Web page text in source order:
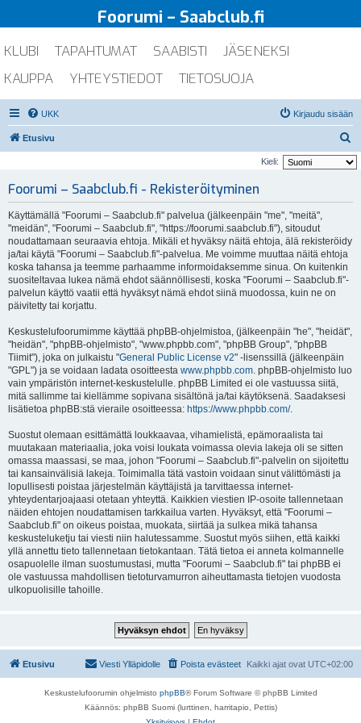
Foorumi – Saabclub.fi
KLUBI TAPAHTUMAT SAABISTI
JÄSENEKSI
KAUPPA
YHTEYSTIEDOT TIETOSUOJA
UKK Kirjaudu sisään
Etusivu
t
Kieli:
Foorumi – Saabclub.fi - Rekisteröityminen
Käyttämällä "Foorumi – Saabclub.fi" palvelua (jälkeenpäin "me", "meitä",
"meidän", "Foorumi – Saabclub.fi", "https://foorumi.saabclub.fi"), sitoudut
noudattamaan seuraavia ehtoja. Mikäli et hyväksy näitä ehtoja, älä rekisteröidy
ja/tai käytä "Foorumi – Saabclub.fi"-palvelua. Me voimme muuttaa näitä ehtoja
koska tahansa ja teemme parhaamme informoidaksemme sinua. On kuitenkin
suositeltavaa lukea nämä ehdot säännöllisesti, koska "Foorumi – Saabclub.fi"-
palvelun käyttö vaatii että hyväksyt nämä ehdot siinä muodossa, kuin ne on
päivitetty tai korjattu.
Keskustelufoorumimme käyttää phpBB-ohjelmistoa, (jälkeenpäin "he", "heidät",
"heidän", "phpBB-ohjelmisto", "www.phpbb.com", "phpBB Group", "phpBB
Tiimit"), joka on julkaistu "General Public License v2" -lisenssillä (jälkeenpäin
"GPL") ja se voidaan ladata osoitteesta www.phpbb.com. phpBB-ohjelmisto luo
vain ympäristön internet-keskustelulle. phpBB Limited ei ole vastuussa siitä,
mitä sallimme tai kiellämme sopivana sisältönä ja/tai käytöksenä. Saadaksesi
lisätietoa phpBB:stä vieraile osoitteessa: https://www.phpbb.com/.
Suostut olemaan esittämättä loukkaavaa, vihamielistä, epämoraalista tai
muutakaan materiaalia, joka voisi loukata voimassa olevia lakeja oli se sitten
omassa maassasi, se maa, johon "Foorumi – Saabclub.fi"-palvelin on sijoitettu
tai kansainvälisiä lakeja. Toimimalla tätä vastoin voidaan sinut välittömästi ja
lopullisesti poistaa järjestelmän käyttäjistä ja tarvittaessa internet-
yhteydentarjoajaasi otetaan yhteyttä. Kaikkien viestien IP-osoite tallennetaan
näiden ehtojen noudattamisen tarkkailua varten. Hyväksyt, että "Foorumi –
Saabclub.fi" on oikeus poistaa, muokata, siirtää ja sulkea mikä tahansa
keskusteluketju tai viesti niin halutessamme. Suostut myös siihen, että kaikki
yllä annettu tieto tallennetaan tietokantaan. Tätä tietoa ei anneta kolmannelle
osapuolelle ilman suostumustasi, mutta "Foorumi – Saabclub.fi" tai phpBB ei
ole vastuussa mahdollisen tietoturvamurron aiheuttamasta tietojen vuodosta
ulkopuolisille tahoille.
Etusivu Kaikki ajat ovat UTC+02:00
Poista evästeet
Viesti Ylläpidolle
Keskustelufoorumin ohjelmisto phpBB® Forum Software © phpBB Limited
Käännös: phpBB Suomi (lurttinen, harritapio, Pettis)